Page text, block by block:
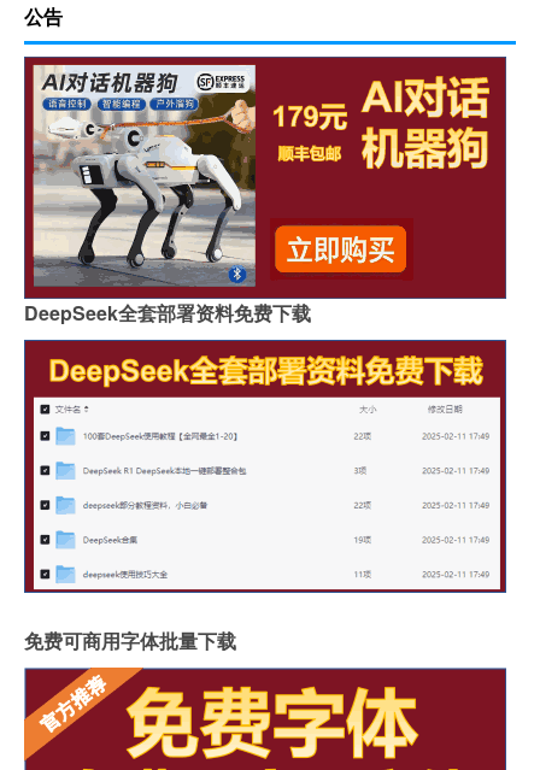
公告
DeepSeek全套部署资料免费下载
免费可商用字体批量下载